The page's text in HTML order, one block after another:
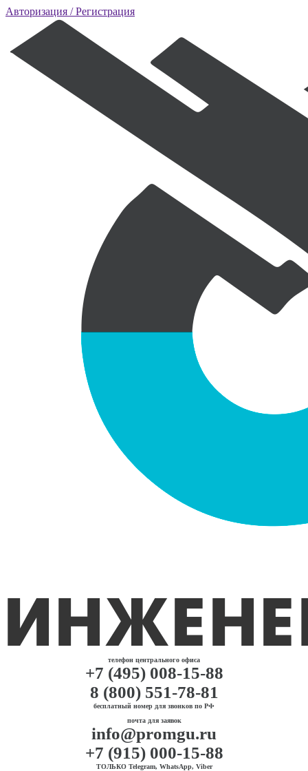
Авторизация / Регистрация
телефон центрального офиса
+7 (495) 008-15-88
8 (800) 551-78-81
бесплатный номер для звонков по РФ
почта для заявок
info@promgu.ru
+7 (915) 000-15-88
ТОЛЬКО Telegram, WhatsApp, Viber